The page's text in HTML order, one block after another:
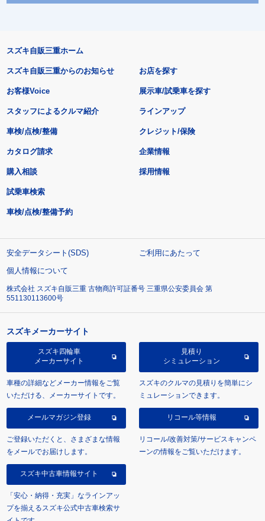
スズキ自販三重ホーム
スズキ自販三重からのお知らせ
お客様Voice
スタッフによるクルマ紹介
お店を探す
展示車/試乗車を探す
ラインアップ
車検/点検/整備 クレジット/保険
カタログ請求
購入相談
試乗車検索
車検/点検/整備予約
企業情報
採用情報
安全データシート(SDS)
ご利用にあたって
個人情報について
株式会社 スズキ自販三重 古物商許可証番号 三重県公安委員会 第
551130113600号
スズキメーカーサイト
スズキ四輪車
メーカーサイト
車種の詳細などメーカー情報をご覧
いただける、メーカーサイトです。
見積り
シミュレーション
スズキのクルマの見積りを簡単にシ
ミュレーションできます。
メールマガジン登録
ご登録いただくと、さまざまな情報
をメールでお届けします。
リコール等情報
リコール/改善対策/サービスキャンペ
ーンの情報をご覧いただけます。
スズキ中古車情報サイト
「安心・納得・充実」なラインアッ
プを揃えるスズキ公式中古車検索サ